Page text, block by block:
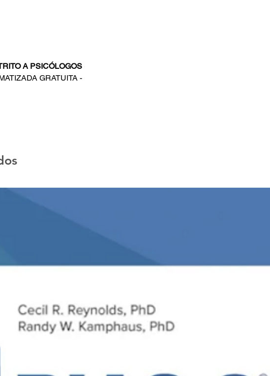
A PSICÓLOGOS
GRATUITA -